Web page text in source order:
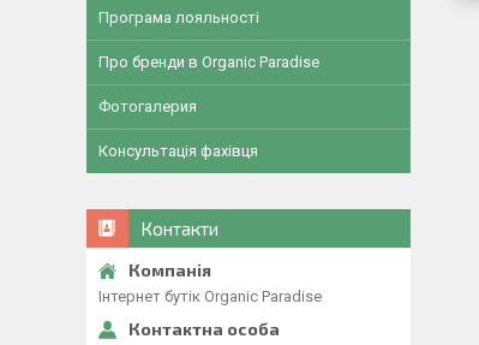
Програма лояльності
Про бренди в Organic Paradise
Фотогалерия
Консультація фахівця
Контакти
Iнтернет бутiк Organic Paradise